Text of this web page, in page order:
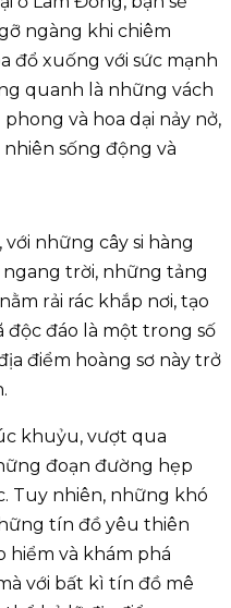
ngàng khi chiêm
đổ xuống với sức mạnh
quanh là những vách
và hoa dại nảy nở,
sống động và
những cây si hàng
trời, những tảng
rải rác khắp nơi, tạo
đáo là một trong số
điểm hoàng sơ này trở
khuỷu, vượt qua
đoạn đường hẹp
Tuy nhiên, những khó
tín đồ yêu thiên
hiểm và khám phá
với bất kì tín đồ mê